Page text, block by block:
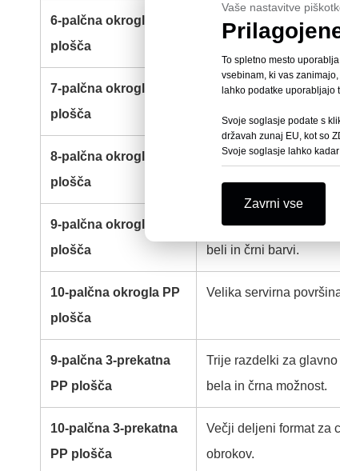
6-palčna okrogla PP
plošča
Kompakten krožnik z
manjše porcije.
7-palčna okrogla PP
plošča
Majhen servirni
sladični krožnik.
8-palčna okrogla PP
plošča
Srednji krožnik za
standardne porcije.
9-palčna okrogla PP
plošča
Priljubljena velikost za
beli in črni barvi.
10-palčna okrogla PP
plošča
Velika servirna
9-palčna 3-prekatna
PP plošča
Trije razdelki za
bela in črna možnost.
10-palčna 3-prekatna
PP plošča
Večji deljeni format za
obrokov.
Vaše nastavitve
To spletno mesto
vsebinam, ki vas
lahko podatke uporabljajo
Svoje soglasje podate s
državah zunaj EU, kot so
Svoje soglasje lahko
Zavrni vse